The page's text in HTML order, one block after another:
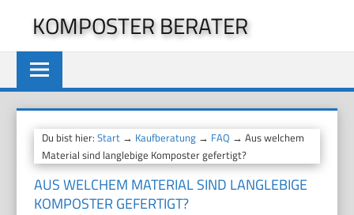
springen
KOMPOSTER BERATER
Du bist hier:Start → Kaufberatung → FAQ → Aus welchem
Material sind langlebige Komposter gefertigt?
AUS WELCHEM MATERIAL SIND LANGLEBIGE
KOMPOSTER GEFERTIGT?